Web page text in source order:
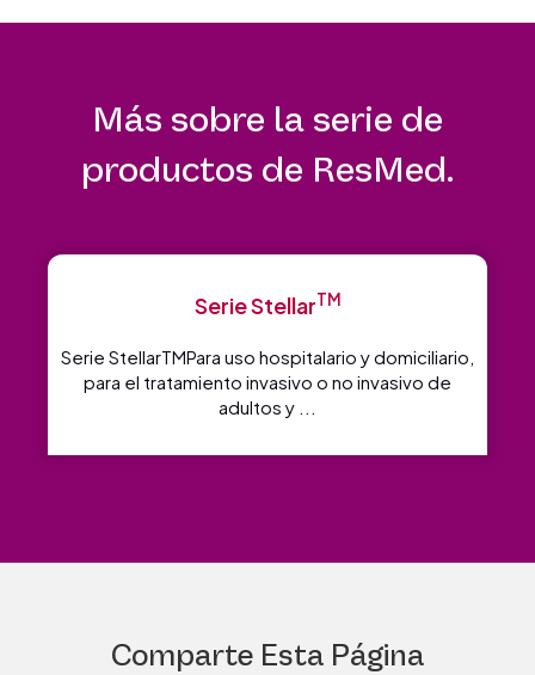
Más sobre la serie de
productos de ResMed.
Serie StellarTM
Serie StellarTMPara uso hospitalario y domiciliario,
para el tratamiento invasivo o no invasivo de
adultos y ...
Comparte Esta Página